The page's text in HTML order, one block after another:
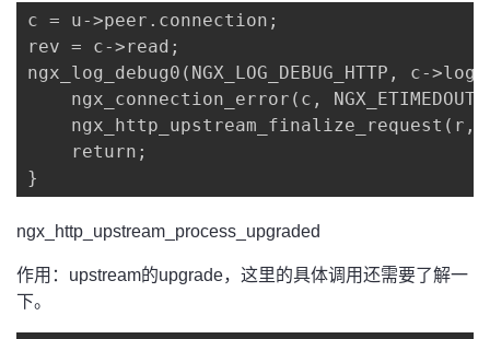
c = u->peer.connection;
rev = c->read;
ngx_log_debug0(NGX_LOG_DEBUG_HTTP,
ngx_connection_error(c,
ngx_http_upstream_finalize_request(r, u,
return;
}
ngx_http_upstream_process_upgraded
作用：upstream的upgrade，这里的具体调用还需要了解一
下。